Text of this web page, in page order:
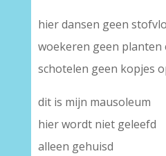
hier dansen geen
woekeren geen
schotelen geen kopjes
dit is mijn mausoleum
hier wordt niet geleefd
alleen gehuisd